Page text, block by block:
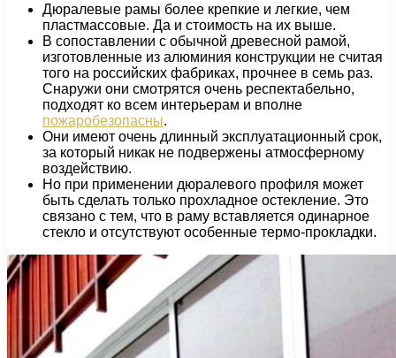
Дюралевые рамы более крепкие и легкие, чем
пластмассовые. Да и стоимость на их выше.
В сопоставлении с обычной древесной рамой,
изготовленные из алюминия конструкции не считая
того на российских фабриках, прочнее в семь раз.
Снаружи они смотрятся очень респектабельно,
подходят ко всем интерьерам и вполне
пожаробезопасны.
Они имеют очень длинный эксплуатационный срок,
за который никак не подвержены атмосферному
воздействию.
Но при применении дюралевого профиля может
быть сделать только прохладное остекление. Это
связано с тем, что в раму вставляется одинарное
стекло и отсутствуют особенные термо-прокладки.